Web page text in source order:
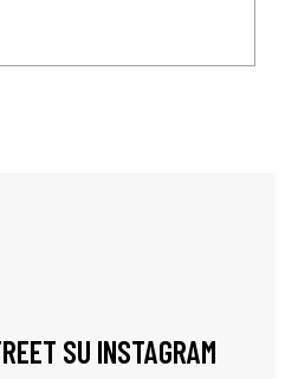
SU INSTAGRAM